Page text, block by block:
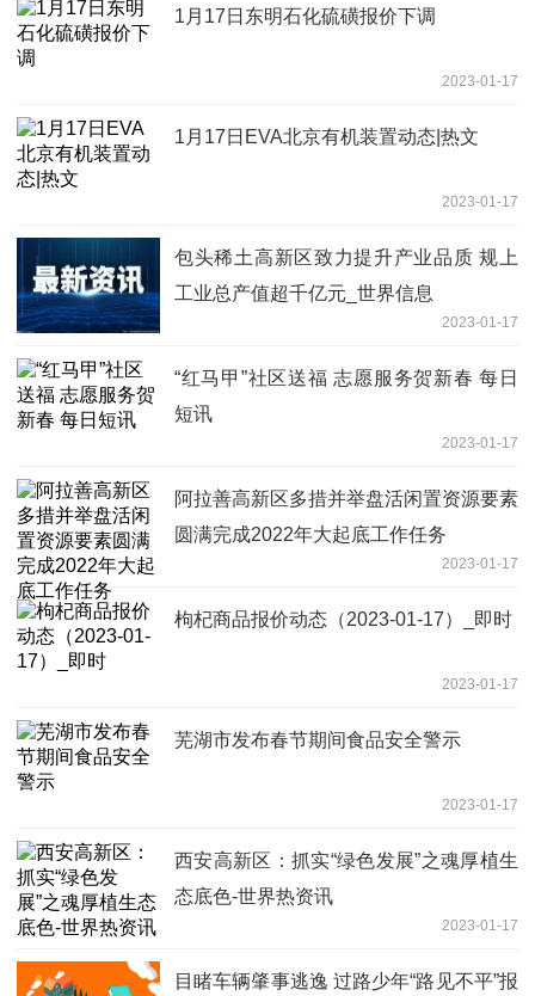
1月17日东明石化硫磺报价下调
2023-01-17
1月17日EVA北京有机装置动态|热文
2023-01-17
包头稀土高新区致力提升产业品质 规上
工业总产值超千亿元_世界信息
2023-01-17
“红马甲”社区送福 志愿服务贺新春 每日
短讯
2023-01-17
阿拉善高新区多措并举盘活闲置资源要素
圆满完成2022年大起底工作任务
2023-01-17
枸杞商品报价动态（2023-01-17）_即时
2023-01-17
芜湖市发布春节期间食品安全警示
2023-01-17
西安高新区：抓实“绿色发展”之魂厚植生
态底色-世界热资讯
2023-01-17
目睹车辆肇事逃逸 过路少年“路见不平”报